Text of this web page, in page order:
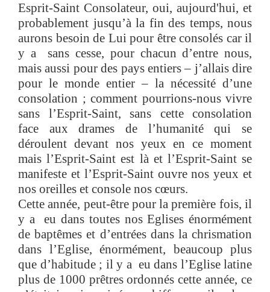
Esprit-Saint Consolateur, oui, aujourd'hui, et
probablement jusqu’à la fin des temps, nous
aurons besoin de Lui pour être consolés car il
y a sans cesse, pour chacun d’entre nous,
mais aussi pour des pays entiers – j’allais dire
pour le monde entier – la nécessité d’une
consolation ; comment pourrions-nous vivre
sans l’Esprit-Saint, sans cette consolation
face aux drames de l’humanité qui se
déroulent devant nos yeux en ce moment
mais l’Esprit-Saint est là et l’Esprit-Saint se
manifeste et l’Esprit-Saint ouvre nos yeux et
nos oreilles et console nos cœurs.
Cette année, peut-être pour la première fois, il
y a eu dans toutes nos Eglises énormément
de baptêmes et d’entrées dans la chrismation
dans l’Eglise, énormément, beaucoup plus
que d’habitude ; il y a eu dans l’Eglise latine
plus de 1000 prêtres ordonnés cette année, ce